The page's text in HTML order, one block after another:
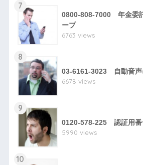
7
0800-808-7000 年金委
ープ
6763 views
8
03-6161-3023 自動音声
6678 views
9
0120-578-225 認証用番
5990 views
10